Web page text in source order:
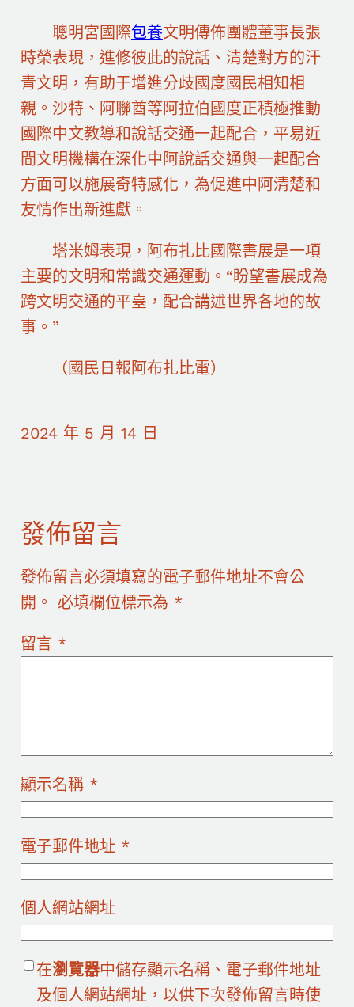
聰明宮國際包養文明傳佈團體董事長張
時榮表現，進修彼此的說話、清楚對方的汗
青文明，有助于增進分歧國度國民相知相
親。沙特、阿聯酋等阿拉伯國度正積極推動
國際中文教導和說話交通一起配合，平易近
間文明機構在深化中阿說話交通與一起配合
方面可以施展奇特感化，為促進中阿清楚和
友情作出新進獻。
塔米姆表現，阿布扎比國際書展是一項
主要的文明和常識交通運動。“盼望書展成為
跨文明交通的平臺，配合講述世界各地的故
事。”
（國民日報阿布扎比電）
2024 年 5 月 14 日
發佈留言
發佈留言必須填寫的電子郵件地址不會公
開。 必填欄位標示為 *
留言 *
顯示名稱 *
電子郵件地址 *
個人網站網址
在瀏覽器中儲存顯示名稱、電子郵件地址
及個人網站網址，以供下次發佈留言時使